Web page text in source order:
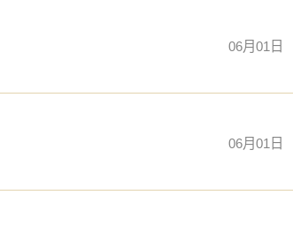
06月01日
06月01日